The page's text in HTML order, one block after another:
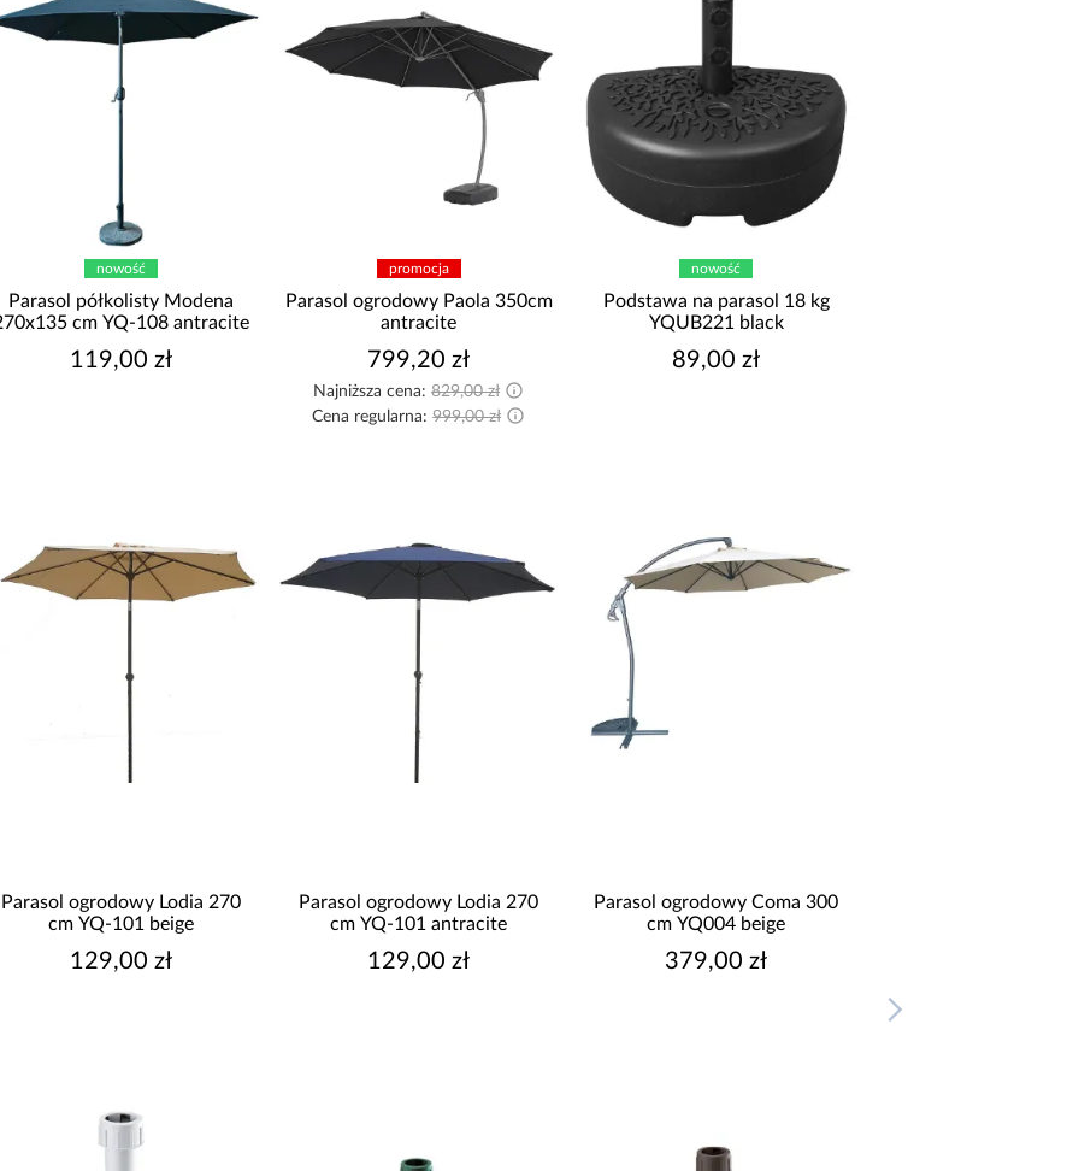
nowość
Parasol półkolisty Modena
cm YQ-108 antracite
119,00 zł
promocja
Parasol ogrodowy Paola 350cm
antracite
799,20 zł
Najniższa cena:829,00 zł
Cena regularna:999,00 zł
nowość
Podstawa na parasol 18 kg
YQUB221 black
89,00 zł
Parasol ogrodowy Lodia 270
cm YQ-101 beige
129,00 zł
Parasol ogrodowy Lodia 270
cm YQ-101 antracite
129,00 zł
Parasol ogrodowy Coma 300
cm YQ004 beige
379,00 zł